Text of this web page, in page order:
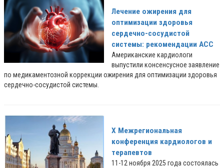
Лечение ожирения для
оптимизации здоровья
сердечно-сосудистой
системы: рекомендации ACC
Американские кардиологи
выпустили консенсусное заявление
по медикаментозной коррекции ожирения для оптимизации здоровья
сердечно-сосудистой системы.
X Межрегиональная
конференция кардиологов и
терапевтов
11-12 ноября 2025 года состоялась